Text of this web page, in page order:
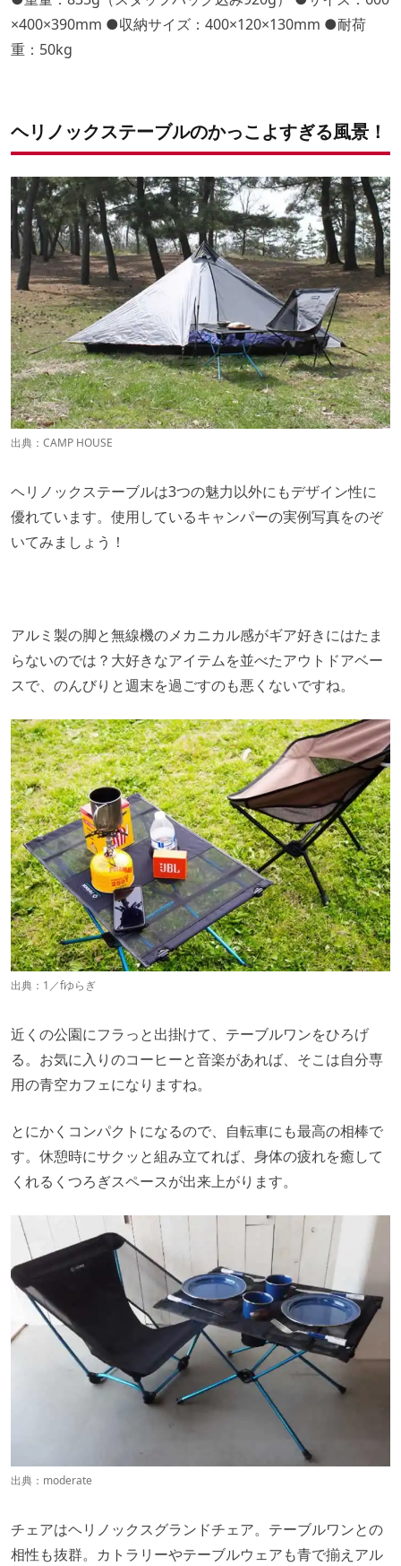
×400×390mm ●収納サイズ：400×120×130mm ●耐荷
重：50kg
ヘリノックステーブルのかっこよすぎる風景！
出典： CAMP HOUSE
ヘリノックステーブルは3つの魅力以外にもデザイン性に
優れています。使用しているキャンパーの実例写真をのぞ
いてみましょう！
アルミ製の脚と無線機のメカニカル感がギア好きにはたま
らないのでは？大好きなアイテムを並べたアウトドアベー
スで、のんびりと週末を過ごすのも悪くないですね。
出典： 1／fゆらぎ
近くの公園にフラっと出掛けて、テーブルワンをひろげ
る。お気に入りのコーヒーと音楽があれば、そこは自分専
用の青空カフェになりますね。
とにかくコンパクトになるので、自転車にも最高の相棒で
す。休憩時にサクッと組み立てれば、身体の疲れを癒して
くれるくつろぎスペースが出来上がります。
出典： moderate
チェアはヘリノックスグランドチェア。テーブルワンとの
相性も抜群。カトラリーやテーブルウェアも青で揃えアル